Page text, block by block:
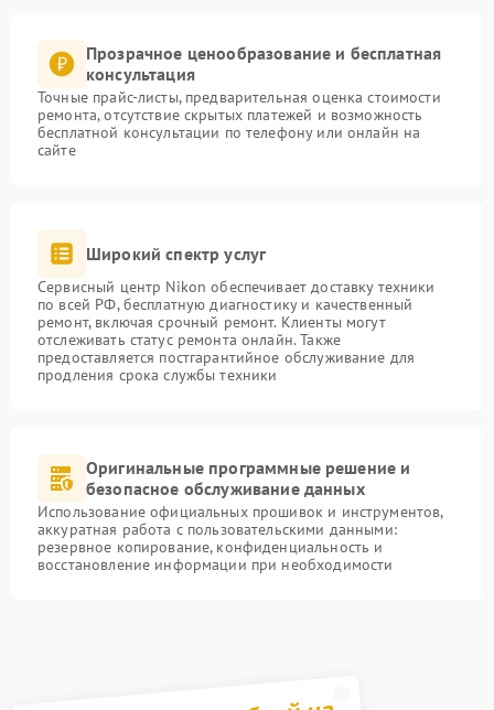
Прозрачное ценообразование и бесплатная
консультация
Точные прайс-листы, предварительная оценка стоимости
ремонта, отсутствие скрытых платежей и возможность
бесплатной консультации по телефону или онлайн на
сайте
Широкий спектр услуг
Сервисный центр Nikon обеспечивает доставку техники
по всей РФ, бесплатную диагностику и качественный
ремонт, включая срочный ремонт. Клиенты могут
отслеживать статус ремонта онлайн. Также
предоставляется постгарантийное обслуживание для
продления срока службы техники
Оригинальные программные решение и
безопасное обслуживание данных
Использование официальных прошивок и инструментов,
аккуратная работа с пользовательскими данными:
резервное копирование, конфиденциальность и
восстановление информации при необходимости